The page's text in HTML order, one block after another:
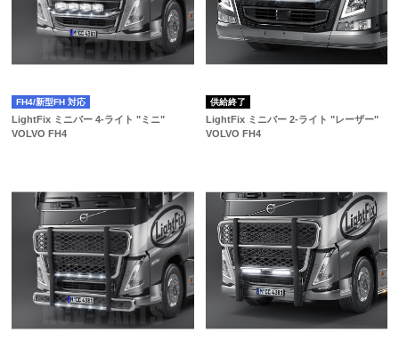
FH4/新型FH 対応
LightFix ミニバー 4-ライト "ミニ"
VOLVO FH4
供給終了
LightFix ミニバー 2-ライト "レーザー"
VOLVO FH4